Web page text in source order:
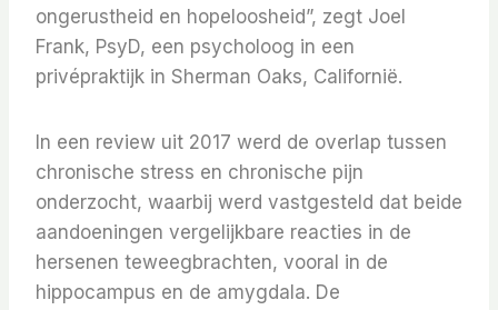
ongerustheid en hopeloosheid”, zegt Joel
Frank, PsyD, een psycholoog in een
privépraktijk in Sherman Oaks, Californië.
In een review uit 2017 werd de overlap tussen
chronische stress en chronische pijn
onderzocht, waarbij werd vastgesteld dat beide
aandoeningen vergelijkbare reacties in de
hersenen teweegbrachten, vooral in de
hippocampus en de amygdala. De